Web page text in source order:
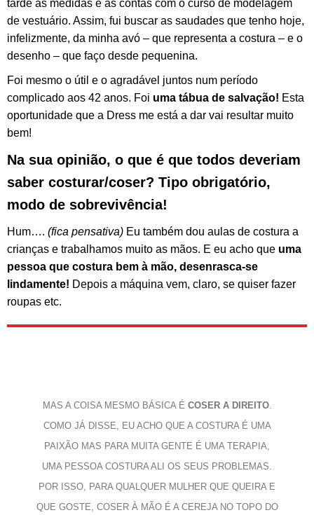
tarde as medidas e as contas com o curso de modelagem
de vestuário. Assim, fui buscar as saudades que tenho hoje,
infelizmente, da minha avó – que representa a costura – e o
desenho – que faço desde pequenina.
Foi mesmo o útil e o agradável juntos num período
complicado aos 42 anos. Foi uma tábua de salvação! Esta
oportunidade que a Dress me está a dar vai resultar muito
bem!
Na sua opinião, o que é que todos deveriam
saber costurar/coser? Tipo obrigatório,
modo de sobrevivência!
Hum…. (fica pensativa) Eu também dou aulas de costura a
crianças e trabalhamos muito as mãos. E eu acho que uma
pessoa que costura bem à mão, desenrasca-se
lindamente! Depois a máquina vem, claro, se quiser fazer
roupas etc.
MAS A COISA MESMO BÁSICA É COSER A DIREITO.
COMO JÁ DISSE, EU ACHO QUE A COSTURA É UMA
PAIXÃO MAS PARA MUITA GENTE É UMA TERAPIA,
UMA PESSOA COSTURA ALI OS SEUS PROBLEMAS.
POR ISSO, PARA QUALQUER MULHER QUE QUEIRA E
QUE GOSTE, COSER À MÃO É A CEREJA NO TOPO DO